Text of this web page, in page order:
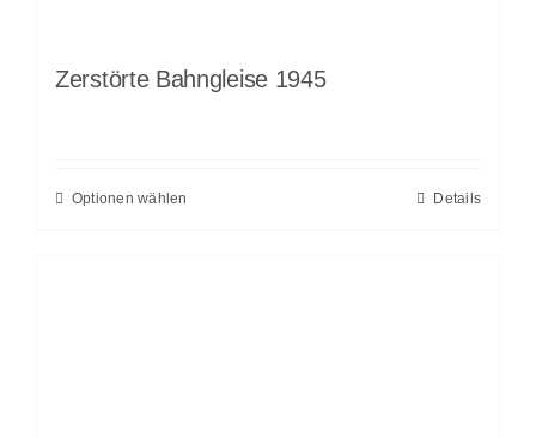
Zerstörte Bahngleise 1945
Optionen wählen Details